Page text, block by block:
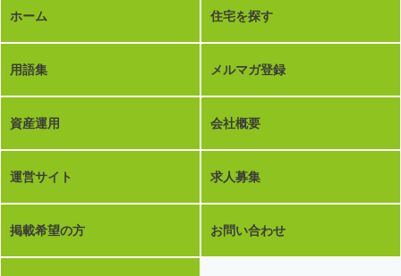
ホーム 住宅を探す
用語集 メルマガ登録
資産運用 会社概要
運営サイト 求人募集
掲載希望の方 お問い合わせ